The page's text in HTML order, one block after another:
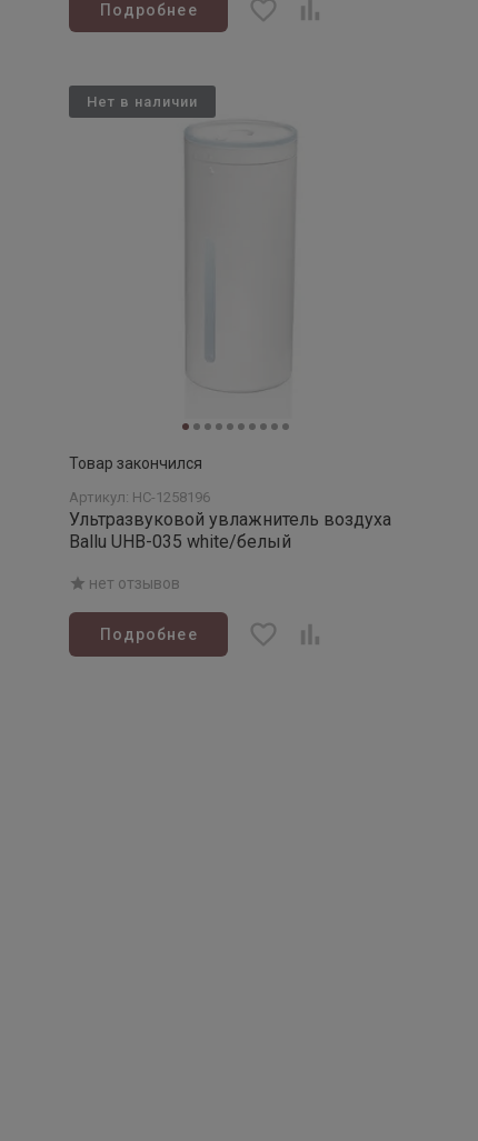
Подробнее
Товар закончился
Артикул: НС-1258196
Ультразвуковой увлажнитель воздуха
Ballu UHB-035 white/белый
нет отзывов
Подробнее
Нет в наличии